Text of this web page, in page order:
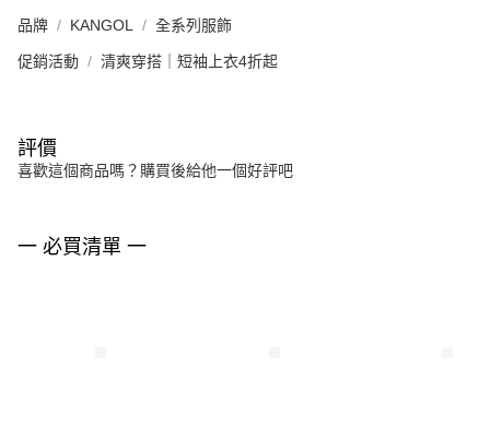
品牌 KANGOL 全系列服飾
促銷活動 清爽穿搭｜短袖上衣4折起
評價
喜歡這個商品嗎？購買後給他一個好評吧
一 必買清單 一